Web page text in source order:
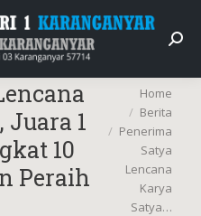
Juara 1
10
Peraih
You are here:
Home
Berita
Penerima
Satya
Lencana
Karya
Satya…